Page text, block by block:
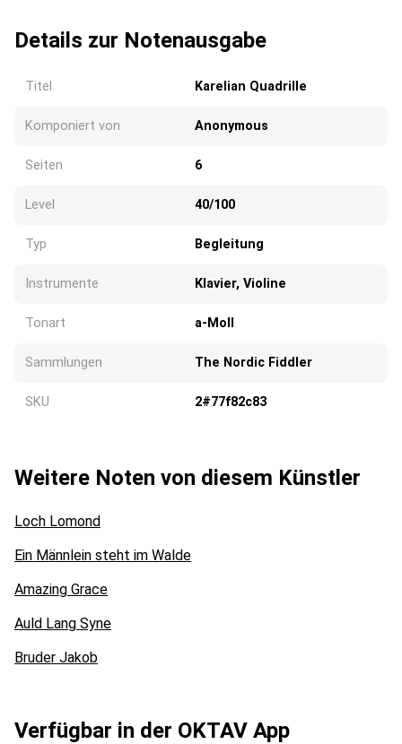
Details zur Notenausgabe
Titel Karelian Quadrille
Komponiert von Anonymous
Seiten 6
Level 40/100
Typ Begleitung
Instrumente Klavier, Violine
Tonart a-Moll
Sammlungen The Nordic Fiddler
SKU 2#77f82c83
Weitere Noten von diesem Künstler
Loch Lomond
Ein Männlein steht im Walde
Amazing Grace
Auld Lang Syne
Bruder Jakob
Verfügbar in der OKTAV App